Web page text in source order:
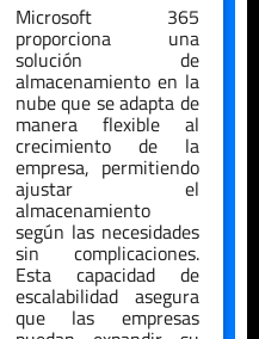
Microsoft 365
proporciona una
solución de
almacenamiento en la
nube que se adapta de
manera flexible al
crecimiento de la
empresa, permitiendo
ajustar el
almacenamiento
según las necesidades
sin complicaciones.
Esta capacidad de
escalabilidad asegura
que las empresas